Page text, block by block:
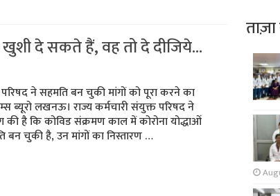
खुशी दे सकते हैं, वह तो दे दीजिये…
ने सहमति बन चुकी मांगों को पूरा करने का
ब्‍यूरो लखनऊ। राज्य कर्मचारी संयुक्त परिषद ने
की है कि कोविड संक्रमण काल में कोरोना योद्धाओं
बन चुकी है, उन मांगों का निस्तारण …